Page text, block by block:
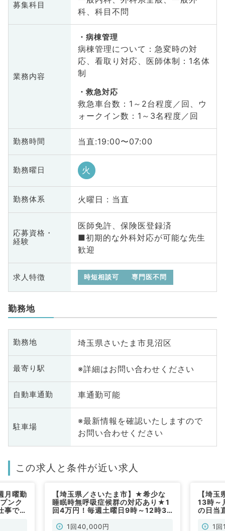
募集科目
科、科目不問
業務内容
病棟管理
病棟管理について：急変時の対
応、看取り対応、医師体制：1名体
制
救急対応
救急車台数：1～2台程度／回、ウ
ォークイン数：1～3名程度／回
勤務時間 当直:19:00〜07:00
勤務曜日 火
勤務体系 火曜日 : 当直
応募資格・
経験
医師免許、保険医登録済
■初期的な外科対応が可能な先生
歓迎
求人特徴 時短相談可 専門医不問
勤務地
勤務地 埼玉県さいたま市見沼区
最寄り駅 ※詳細はお問い合わせください
自動車通勤 車通勤可能
駐車場
※最新情報を確認いたしますので
お問い合わせください
この求人と条件が近い求人
月曜勤
ンク
事で
【埼玉県／さいたま市】★希少な
睡眠時無呼吸症候群の対応あり★1
回4万円！毎週土曜日9時～12時30
の先生ご相談可能(内科系／非常勤)
1回40,000円
【埼
13時～
の日当
1